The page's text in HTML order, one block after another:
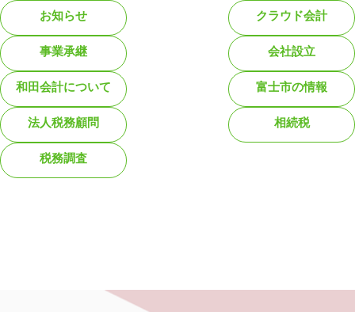
お知らせ クラウド会計
事業承継 会社設立
和田会計について 富士市の情報
法人税務顧問 相続税
税務調査